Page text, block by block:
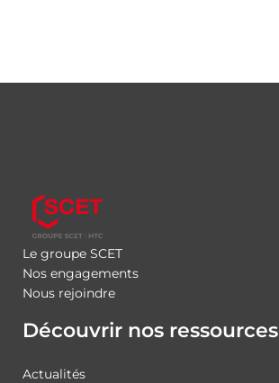
Le groupe SCET
Nos engagements
Nous rejoindre
Découvrir nos ressources
Actualités